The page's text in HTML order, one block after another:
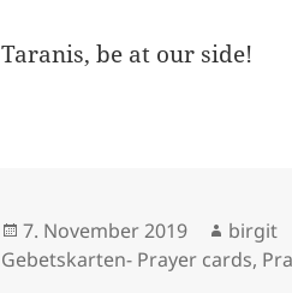
Taranis, be at our side!
Veröffentlicht
am
7. November 2019 Autor
birgit
Gebetskarten- Prayer cards,